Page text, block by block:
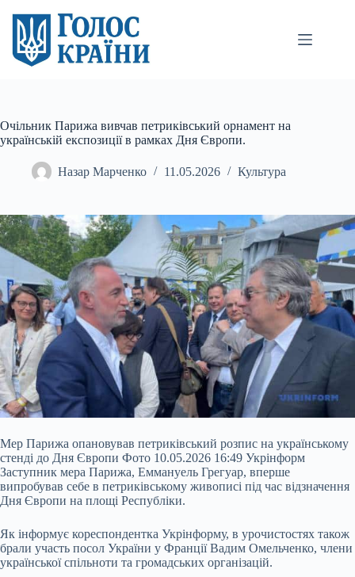
вмісту
Очільник Парижа вивчав петриківський орнамент на
українській експозиції в рамках Дня Європи.
Назар Марченко 11.05.2026 Культура
Мер Парижа опановував петриківський розпис на українському
стенді до Дня Європи Фото 10.05.2026 16:49 Укрінформ
Заступник мера Парижа, Еммануель Грегуар, вперше
випробував себе в петриківському живописі під час відзначення
Дня Європи на площі Республіки.
Як інформує кореспондентка Укрінформу, в урочистостях також
брали участь посол України у Франції Вадим Омельченко, члени
української спільноти та громадських організацій.